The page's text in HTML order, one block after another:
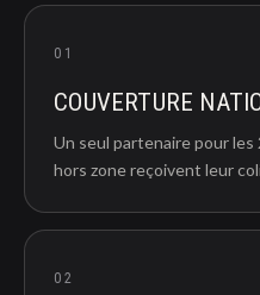
01
COUVERTURE
Un seul partenaire pour
hors zone reçoivent leur
02